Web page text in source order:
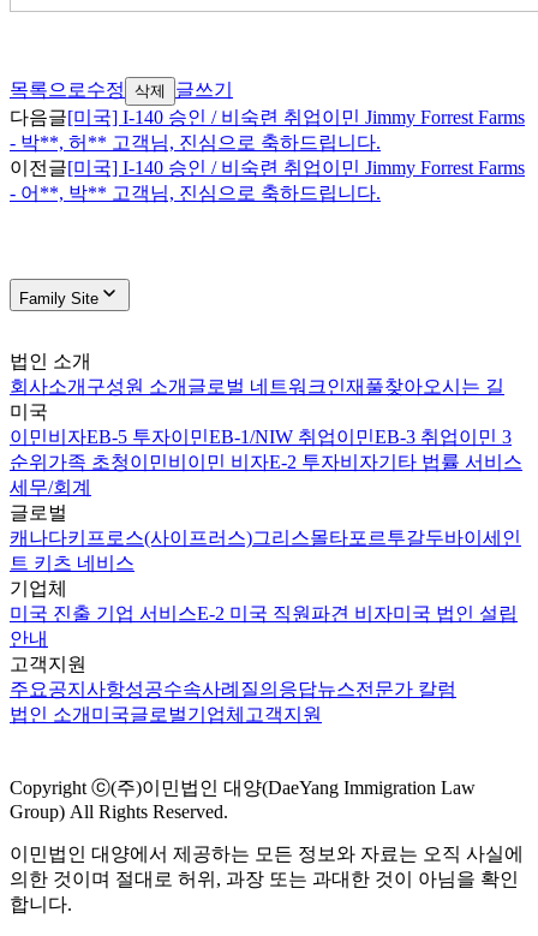
목록으로수정 삭제
글쓰기
다음글[미국] I-140 승인 / 비숙련 취업이민 Jimmy Forrest Farms
- 박**, 허** 고객님, 진심으로 축하드립니다.
이전글[미국] I-140 승인 / 비숙련 취업이민 Jimmy Forrest Farms
- 어**, 박** 고객님, 진심으로 축하드립니다.
Family Site
법인 소개
회사소개 구성원 소개 글로벌 네트워크인재풀찾아오시는 길
미국
이민비자EB-5 투자이민EB-1/NIW 취업이민EB-3 취업이민 3
순위 가족 초청이민비이민 비자E-2 투자비자기타 법률 서비스
세무/회계
글로벌
캐나다키프로스(사이프러스)그리스몰타포르투갈두바이 세인
트 키츠 네비스
기업체
미국 진출 기업 서비스E-2 미국 직원파견 비자미국 법인 설립
안내
고객지원
주요공지사항성공수속사례 질의응답뉴스전문가 칼럼
법인 소개 미국글로벌기업체 고객지원
Copyright ⓒ(주)이민법인 대양(DaeYang Immigration Law
Group) All Rights Reserved.
이민법인 대양에서 제공하는 모든 정보와 자료는 오직 사실에
의한 것이며 절대로 허위, 과장 또는 과대한 것이 아님을 확인
합니다.